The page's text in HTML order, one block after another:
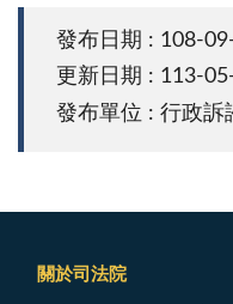
發布日期 : 108-
更新日期 : 113-
發布單位 : 行政訴
關於司法院